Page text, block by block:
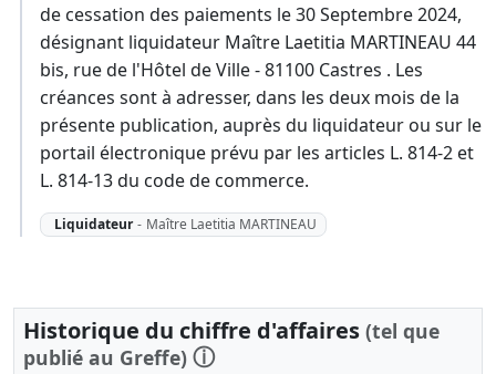
de cessation des paiements le 30 Septembre 2024,
désignant liquidateur Maître Laetitia MARTINEAU 44
bis, rue de l'Hôtel de Ville - 81100 Castres . Les
créances sont à adresser, dans les deux mois de la
présente publication, auprès du liquidateur ou sur le
portail électronique prévu par les articles L. 814-2 et
L. 814-13 du code de commerce.
Liquidateur - Maître Laetitia MARTINEAU
Historique du chiffre d'affaires (tel que
publié au Greffe) ⓘ